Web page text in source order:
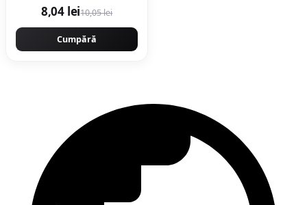
8,04 lei10,05 lei
Cumpără